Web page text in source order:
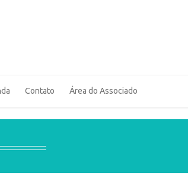
Contato Área do Associado